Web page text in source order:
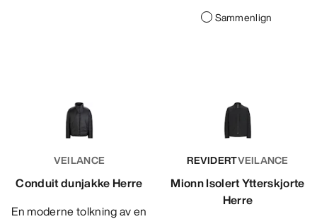
Sammenlign
VEILANCE
Conduit dunjakke Herre
En moderne tolkning av en
REVIDERTVEILANCE
Mionn Isolert Ytterskjorte
Herre